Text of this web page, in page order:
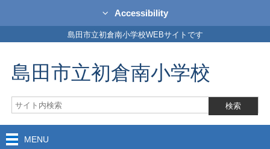
Accessibility
島田市立初倉南小学校WEBサイトです
島田市立初倉南小学校
MENU